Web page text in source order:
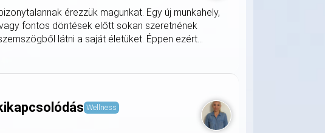
érezzük magunkat. Egy új munkahely,
fontos döntések előtt sokan szeretnének
látni a saját életüket. Éppen ezért...
Wellness